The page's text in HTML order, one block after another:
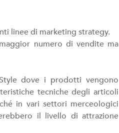
linee di marketing strategy.
numero di vendite ma
dove i prodotti vengono
tecniche degli articoli
in vari settori merceologici
il livello di attrazione